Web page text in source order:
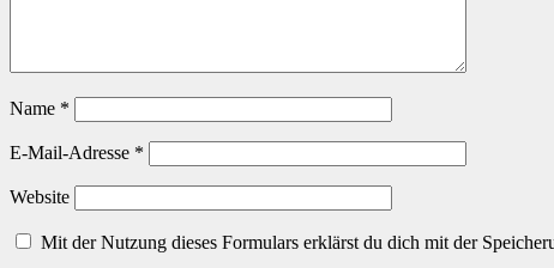
Name *
E-Mail-Adresse *
Website
Mit der Nutzung dieses Formulars erklärst du dich mit der